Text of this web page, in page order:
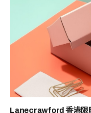
Lanecrawford 香港限